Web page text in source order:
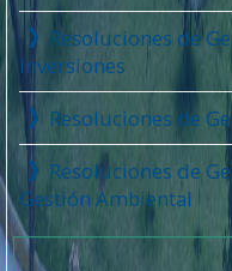
Resoluciones de
Inversiones
Resoluciones de
Resoluciones de
Gestión Ambiental